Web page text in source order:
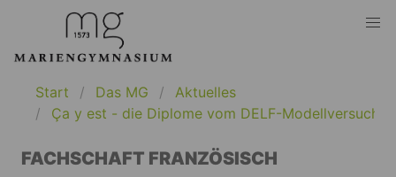
Start Das MG
Aktuelles
Ça y est - die Diplome vom DELF-Modellversuch
FACHSCHAFT FRANZÖSISCH